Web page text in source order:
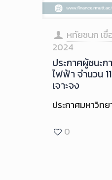
หทัยชนก เขื่
2024
ประกาศผู้ชนะ
ไฟฟ้า จำนวน
เจาะจง
ประกาศมหาวิท
0